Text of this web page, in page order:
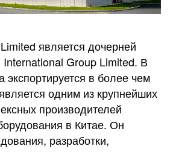
является дочерней
Group Limited. В
экспортируется в более чем
одним из крупнейших
производителей
в Китае. Он
разработки,